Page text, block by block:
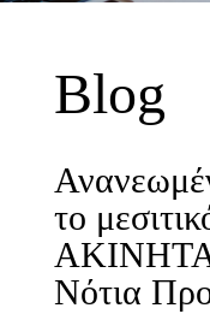
Blog
το
Νότια